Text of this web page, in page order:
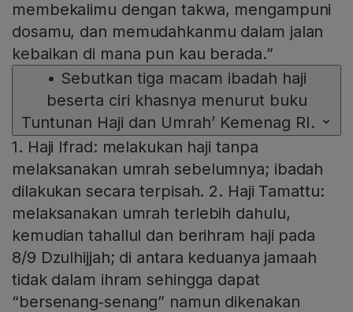
membekalimu dengan takwa, mengampuni
dosamu, dan memudahkanmu dalam jalan
kebaikan di mana pun kau berada.”
• Sebutkan tiga macam ibadah haji
beserta ciri khasnya menurut buku
Tuntunan Haji dan Umrah’ Kemenag RI.
1. Haji Ifrad: melakukan haji tanpa
melaksanakan umrah sebelumnya; ibadah
dilakukan secara terpisah. 2. Haji Tamattu:
melaksanakan umrah terlebih dahulu,
kemudian tahallul dan berihram haji pada
8/9 Dzulhijjah; di antara keduanya jamaah
tidak dalam ihram sehingga dapat
“bersenang‑senang” namun dikenakan